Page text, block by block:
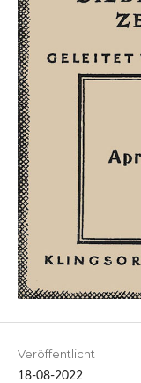
Veröffentlicht
18-08-2022